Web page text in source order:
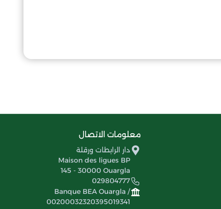
معلومات الاتصال
دار الرابطات ورقلة
Maison des ligues BP
145 - 30000 Ouargla
029804777
Banque BEA Ouargla /
00200032320395019341